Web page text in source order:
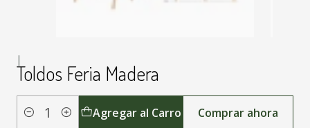
|
Toldos Feria Madera
Cantidad Agregar al Carro Comprar ahora